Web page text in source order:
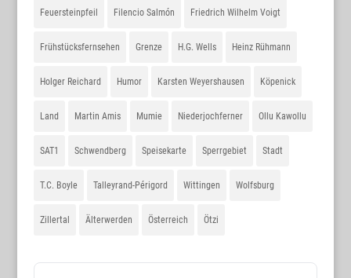
Feuersteinpfeil Filencio Salmón Friedrich Wilhelm Voigt
Frühstücksfernsehen Grenze H.G. Wells Heinz Rühmann
Holger Reichard Humor Karsten Weyershausen Köpenick
Land Martin Amis Mumie Niederjochferner Ollu Kawollu
SAT1 Schwendberg Speisekarte Sperrgebiet Stadt
T.C. Boyle Talleyrand-Périgord Wittingen Wolfsburg
Zillertal Älterwerden Österreich Ötzi